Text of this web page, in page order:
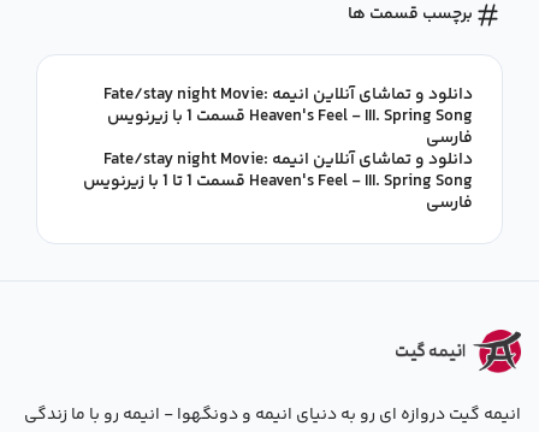
برچسب قسمت ها
دانلود و تماشای آنلاین انیمه Fate/stay night Movie:
Heaven's Feel - III. Spring Song قسمت 1 با زیرنویس
فارسی
دانلود و تماشای آنلاین انیمه Fate/stay night Movie:
Heaven's Feel - III. Spring Song قسمت 1 تا 1 با زیرنویس
فارسی
انیمه گیت دروازه ای رو به دنیای انیمه و دونگهوا - انیمه رو با ما زندگی